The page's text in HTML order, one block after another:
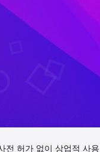
전 허가 없이 상업적 사용